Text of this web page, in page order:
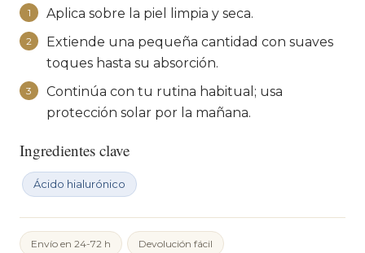
1 Aplica sobre la piel limpia y seca.
2
Extiende una pequeña cantidad con suaves
toques hasta su absorción.
3
Continúa con tu rutina habitual; usa
protección solar por la mañana.
Ingredientes clave
Ácido hialurónico
Envío en 24-72 h Devolución fácil